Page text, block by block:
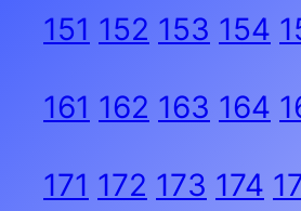
151 152 153 154
161 162 163 164
171 172 173 174